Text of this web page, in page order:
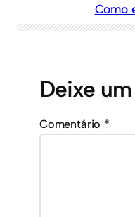
Como
Deixe
Comentário *